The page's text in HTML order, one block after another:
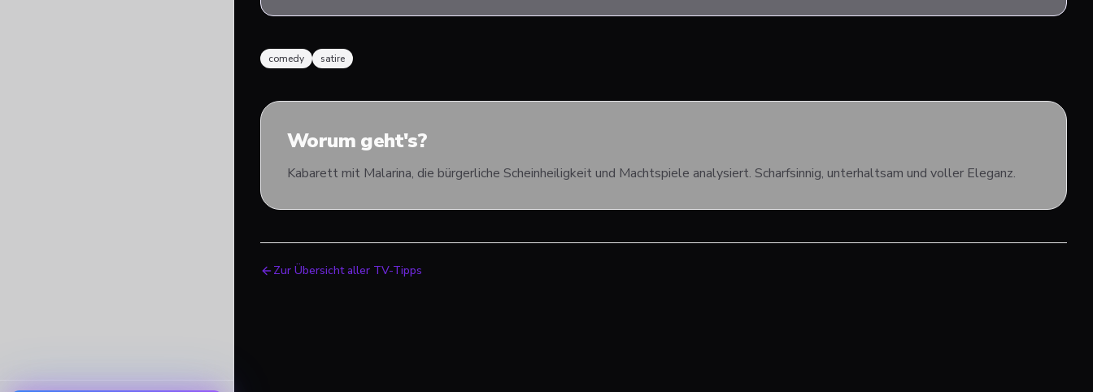
comedy satire
Worum geht's?
Kabarett mit Malarina, die bürgerliche Scheinheiligkeit und Machtspiele analysiert. Scharfsinnig, unterhaltsam und voller Eleganz.
Zur Übersicht aller TV-Tipps